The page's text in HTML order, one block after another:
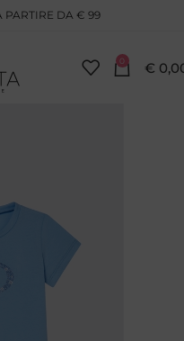
PARTIRE DA € 99
0 €